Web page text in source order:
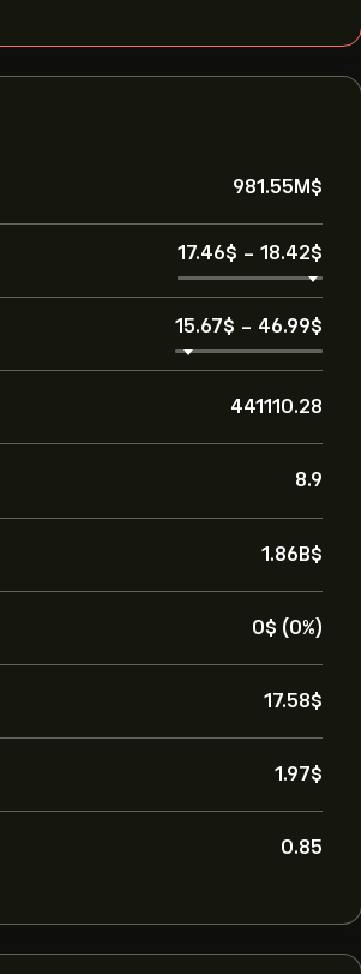
981.55M‎$‎
17.46‎$‎ - 18.42‎$‎
15.67‎$‎ - 46.99‎$‎
441110.28
8.9
1.86B‎$‎
0‎$‎ (0%)
17.58‎$‎
1.97‎$‎
0.85